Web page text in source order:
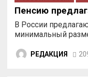
Пенсию
В России
минимальный
РЕДАКЦИЯ